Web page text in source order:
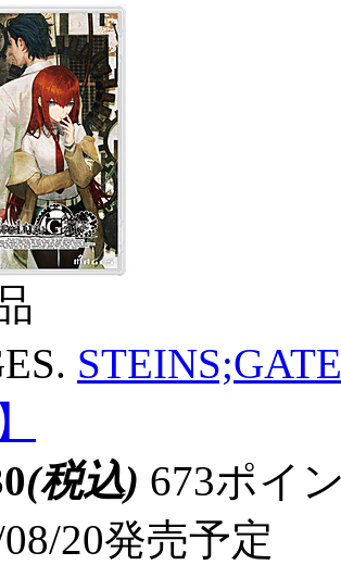
(税込) 673ポイ
20発売予定